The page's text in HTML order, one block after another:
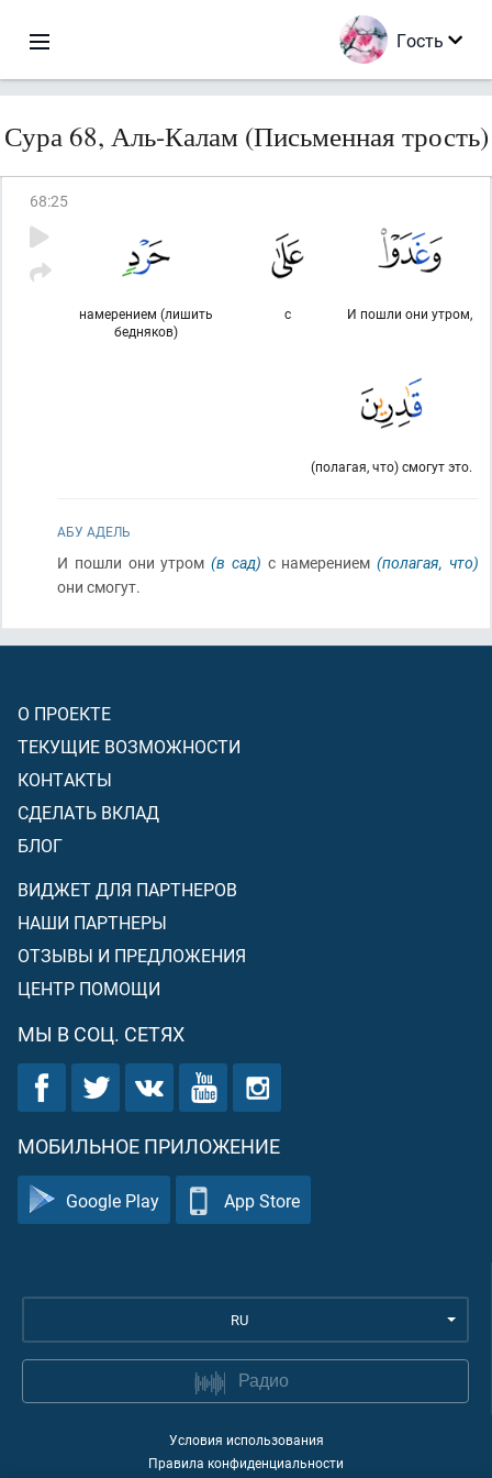
Гость
Сура 68, Аль-Калам (Письменная трость)
68:25
И пошли они утром,
с
намерением (лишить
бедняков)
(полагая, что) смогут это.
АБУ АДЕЛЬ
И пошли они утром(в сад) с намерением(полагая, что)
они смогут.
О ПРОЕКТЕ
ТЕКУЩИЕ ВОЗМОЖНОСТИ
КОНТАКТЫ
СДЕЛАТЬ ВКЛАД
БЛОГ
ВИДЖЕТ ДЛЯ ПАРТНЕРОВ
НАШИ ПАРТНЕРЫ
ОТЗЫВЫ И ПРЕДЛОЖЕНИЯ
ЦЕНТР ПОМОЩИ
МЫ В СОЦ. СЕТЯХ
МОБИЛЬНОЕ ПРИЛОЖЕНИЕ
Google Play App Store
RU
Радио
Условия использования
Правила конфиденциальности